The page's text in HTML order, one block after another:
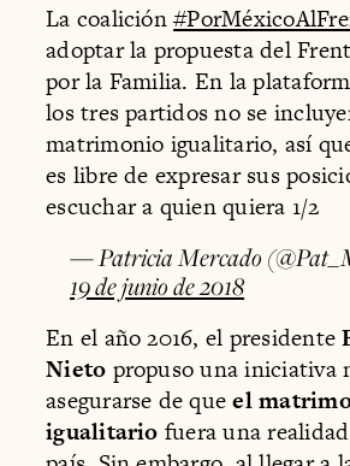
La coalición
adoptar la propuesta del
por la Familia. En la
los tres partidos no se
matrimonio igualitario, así
es libre de expresar sus
escuchar a quien quiera 1/2
— Patricia Mercado
19 de junio de 2018
En el año 2016, el presidente
Nieto propuso una iniciativa
asegurarse de queel
igualitario fuera una